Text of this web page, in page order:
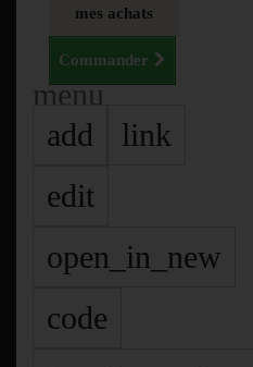
mes achats
Commander
menu
add
link
edit
open_in_new
code